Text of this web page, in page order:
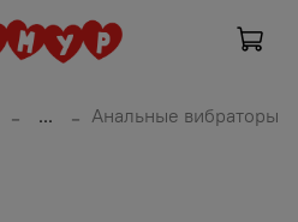
... Анальные вибраторы